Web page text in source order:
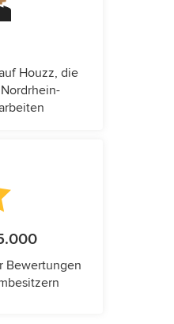
Houzz, die
Bewertungen